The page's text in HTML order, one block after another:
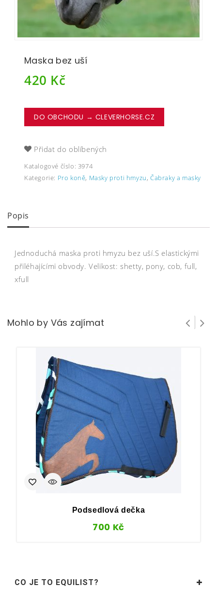
Maska bez uší
420 Kč
DO OBCHODU → CLEVERHORSE.CZ
Přidat do oblíbených
Katalogové číslo: 3974
Kategorie: Pro koně, Masky proti hmyzu,Čabraky a masky
Popis
Jednoduchá maska proti hmyzu bez uší.S elastickými
přiléhajícími obvody. Velikost: shetty, pony, cob, full,
xfull
Mohlo by Vás zajímat
Podsedlová dečka
700 Kč
CO JE TO EQUILIST?